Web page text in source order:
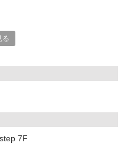
お電話でご連絡します。
張面接・事務所面接と選べま
る
7F